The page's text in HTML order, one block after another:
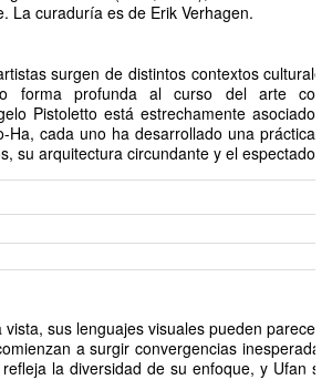
La curaduría es de Erik Verhagen.
surgen de distintos contextos
forma profunda al curso del arte
Pistoletto está estrechamente asociado
Ha, cada uno ha desarrollado una práctica
su arquitectura circundante y el espectador.
vista, sus lenguajes visuales pueden parecer
a surgir convergencias
la diversidad de su enfoque, y Ufan